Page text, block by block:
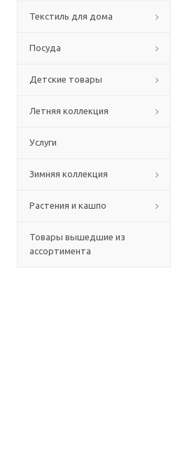
Текстиль для дома
Посуда
Детские товары
Летняя коллекция
Услуги
Зимняя коллекция
Растения и кашпо
Товары вышедшие из
ассортимента